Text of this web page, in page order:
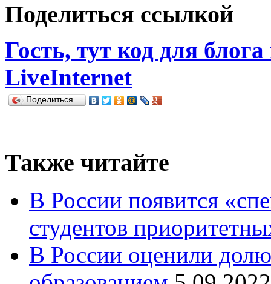
Поделиться ссылкой
Гость, тут код для
LiveInternet
Поделиться…
Также читайте
В России появится
студентов
В России оценили